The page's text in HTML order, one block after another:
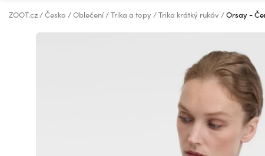
ZOOT.cz Česko Oblečení Trika a topy Trika krátký rukáv Orsay -